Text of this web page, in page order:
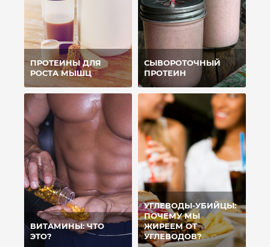
ПРОТЕИНЫ ДЛЯ
РОСТА МЫШЦ
СЫВОРОТОЧНЫЙ
ПРОТЕИН
ВИТАМИНЫ: ЧТО
ЭТО?
УГЛЕВОДЫ-УБИЙЦЫ:
ПОЧЕМУ МЫ
ЖИРЕЕМ ОТ
УГЛЕВОДОВ?